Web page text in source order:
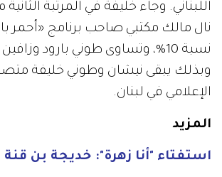
نال مالك مكتبي صاحب برنامج «أحمر
وبذلك يبقى نيشان وطوني خليفة
الإعلامي في لبنان.
المزيد
استفتاء "أنا زهرة": خديجة بن قنة